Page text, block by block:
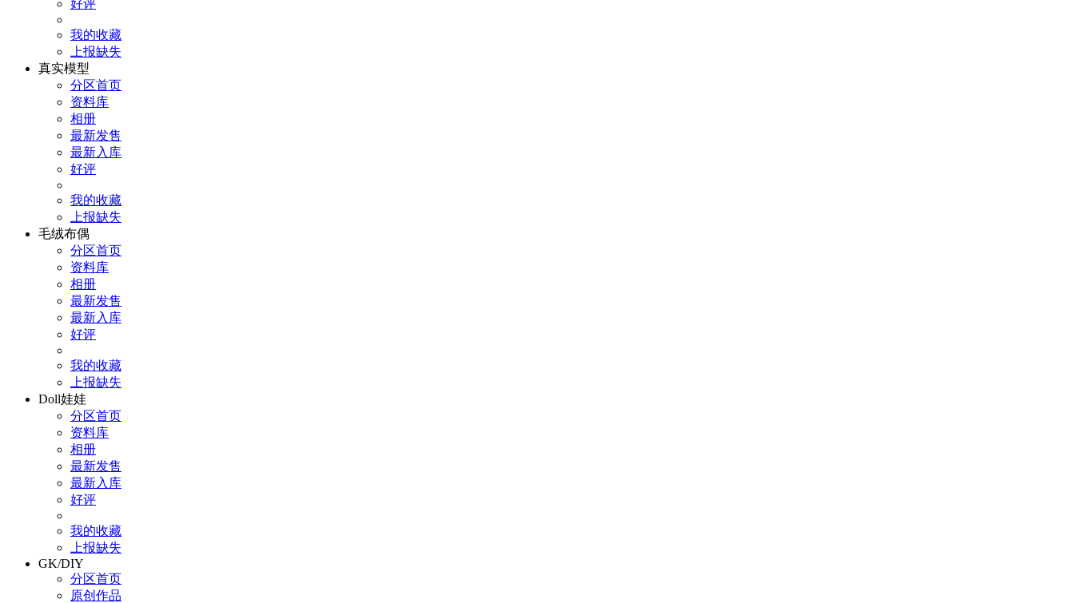
好评
我的收藏
上报缺失
真实模型
分区首页
资料库
相册
最新发售
最新入库
好评
我的收藏
上报缺失
毛绒布偶
分区首页
资料库
相册
最新发售
最新入库
好评
我的收藏
上报缺失
Doll娃娃
分区首页
资料库
相册
最新发售
最新入库
好评
我的收藏
上报缺失
GK/DIY
分区首页
原创作品